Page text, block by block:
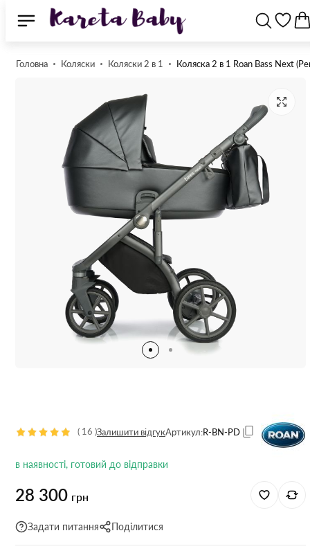
Головна Коляски Коляски 2 в 1 Коляска 2 в 1 Roan Bass Next
( 16 )Залишити відгукАртикул:R-BN-PD
в наявності, готовий до відправки
28 300 грн
Задати питання Поділитися